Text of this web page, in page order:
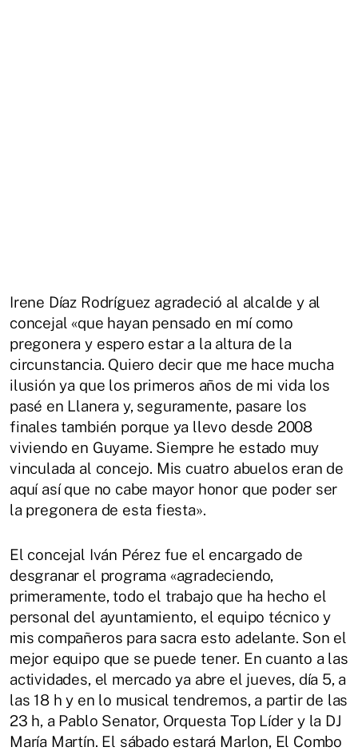
Irene Díaz Rodríguez agradeció al alcalde y al
concejal «que hayan pensado en mí como
pregonera y espero estar a la altura de la
circunstancia. Quiero decir que me hace mucha
ilusión ya que los primeros años de mi vida los
pasé en Llanera y, seguramente, pasare los
finales también porque ya llevo desde 2008
viviendo en Guyame. Siempre he estado muy
vinculada al concejo. Mis cuatro abuelos eran de
aquí así que no cabe mayor honor que poder ser
la pregonera de esta fiesta».
El concejal Iván Pérez fue el encargado de
desgranar el programa «agradeciendo,
primeramente, todo el trabajo que ha hecho el
personal del ayuntamiento, el equipo técnico y
mis compañeros para sacra esto adelante. Son el
mejor equipo que se puede tener. En cuanto a las
actividades, el mercado ya abre el jueves, día 5, a
las 18 h y en lo musical tendremos, a partir de las
23 h, a Pablo Senator, Orquesta Top Líder y la DJ
María Martín. El sábado estará Marlon, El Combo